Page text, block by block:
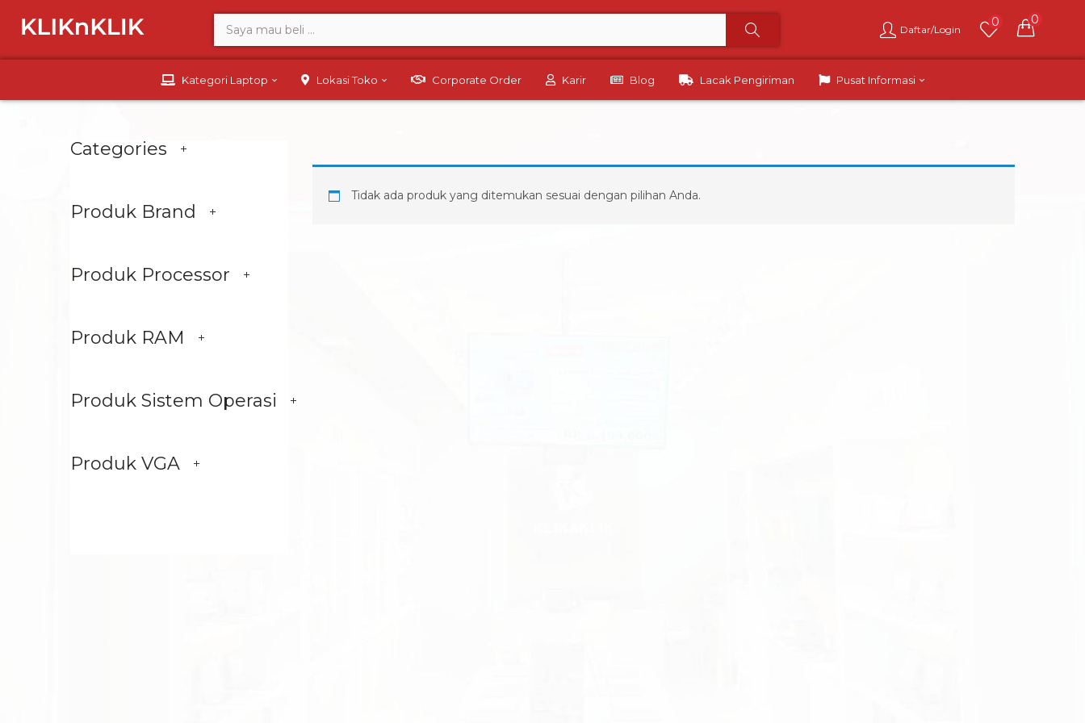
Daftar/Login
0 0
Kategori Laptop Lokasi Toko Corporate Order Karir Blog Lacak Pengiriman Pusat Informasi
Categories
Produk Brand
Produk Processor
Produk RAM
Produk Sistem Operasi
Produk VGA
Tidak ada produk yang ditemukan sesuai dengan pilihan Anda.